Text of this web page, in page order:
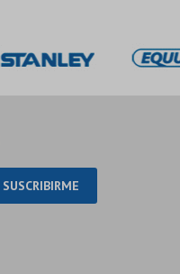
SUSCRIBIRME